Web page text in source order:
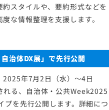
スタイルや、要約形式などを
な情報整理を支援します。
自治体DX展」で先行公開
2025年7月2日（水）～4日
れる、自治体・公共Week2025
プを先行公開します。詳細につ